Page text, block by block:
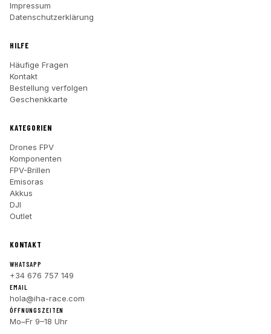
Impressum
Datenschutzerklärung
HILFE
Häufige Fragen
Kontakt
Bestellung verfolgen
Geschenkkarte
KATEGORIEN
Drones FPV
Komponenten
FPV-Brillen
Emisoras
Akkus
DJI
Outlet
KONTAKT
WHATSAPP
+34 676 757 149
EMAIL
hola@iha-race.com
ÖFFNUNGSZEITEN
Mo–Fr 9–18 Uhr